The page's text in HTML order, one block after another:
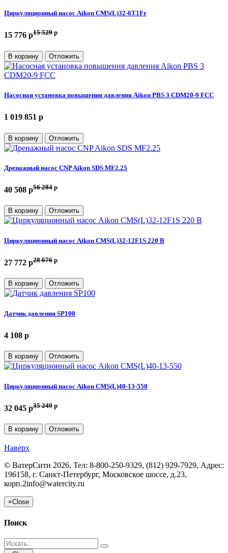
Циркуляционный насос Aikon CMS(L)32-6T1Fr
15 776 p15 529 p
В корзину Отложить
Насосная установка повышения давления Aikon PBS 3 CDM20-9 FCC
1 019 851 p
В корзину Отложить
Дренажный насос CNP Aikon SDS MF2.25
40 508 p56 284 p
В корзину Отложить
Циркуляционный насос Aikon CMS(L)32-12F1S 220 В
27 772 p28 676 p
В корзину Отложить
Датчик давления SP100
4 108 p
В корзину Отложить
Циркуляционный насос Aikon CMS(L)40-13-550
32 045 p35 249 p
В корзину Отложить
Наверх
© ВатерСити 2026, Тел: 8-800-250-9329, (812) 929-7929, Адрес:
196158, г. Санкт-Петербург, Московское шоссе, д.23,
корп.2info@watercity.ru
×Close
Поиск